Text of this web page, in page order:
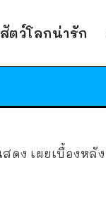
สัตว์โลกน่ารัก
บน้อน เพจดังชี้อันตราย